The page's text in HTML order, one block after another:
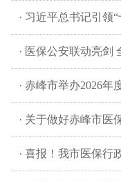
· 习近平总书记引领
· 医保公安联动亮剑
· 赤峰市举办2026
· 关于做好赤峰市医
· 喜报！我市医保行